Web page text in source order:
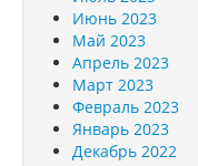
Июнь 2023
Май 2023
Апрель 2023
Март 2023
Февраль 2023
Январь 2023
Декабрь 2022